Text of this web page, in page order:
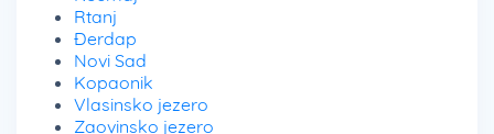
Rtanj
Đerdap
Novi Sad
Kopaonik
Vlasinsko jezero
Zaovinsko jezero